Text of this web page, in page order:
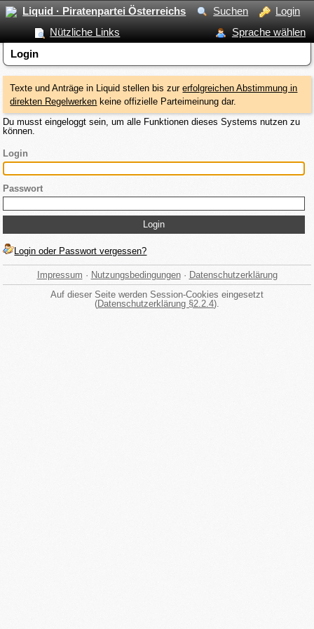
Liquid · Piratenpartei Österreichs Suchen
Login
Nützliche Links
Sprache wählen
Login
Texte und Anträge in Liquid stellen bis zurerfolgreichen Abstimmung in
direkten Regelwerken keine offizielle Parteimeinung dar.
Du musst eingeloggt sein, um alle Funktionen dieses Systems nutzen zu
können.
Login
Passwort
Login oder Passwort vergessen?
Impressum · Nutzungsbedingungen· Datenschutzerklärung
Auf dieser Seite werden Session-Cookies eingesetzt
(Datenschutzerklärung §2.2.4).